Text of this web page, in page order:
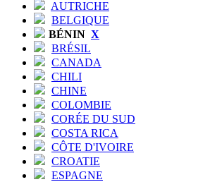
AUTRICHE
BELGIQUE
BÉNIN X
BRÉSIL
CANADA
CHILI
CHINE
COLOMBIE
CORÉE DU SUD
COSTA RICA
CÔTE D'IVOIRE
CROATIE
ESPAGNE